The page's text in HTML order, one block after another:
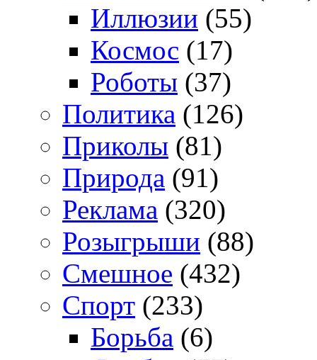
Иллюзии (55)
Космос (17)
Роботы (37)
Политика (126)
Приколы (81)
Природа (91)
Реклама (320)
Розыгрыши (88)
Смешное (432)
Спорт (233)
Борьба (6)